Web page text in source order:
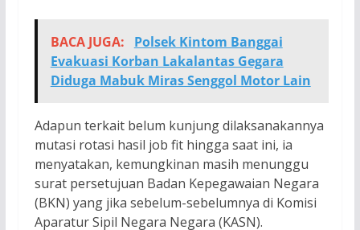
BACA JUGA:
Polsek Kintom Banggai
Evakuasi Korban Lakalantas Gegara
Diduga Mabuk Miras Senggol Motor Lain
Adapun terkait belum kunjung dilaksanakannya
mutasi rotasi hasil job fit hingga saat ini, ia
menyatakan, kemungkinan masih menunggu
surat persetujuan Badan Kepegawaian Negara
(BKN) yang jika sebelum-sebelumnya di Komisi
Aparatur Sipil Negara Negara (KASN).